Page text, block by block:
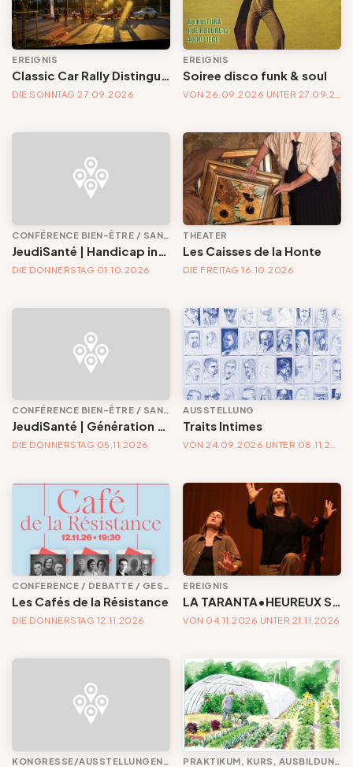
EREIGNIS
DIE SONNTAG 27.09.2026
EREIGNIS
Soiree disco funk & soul
DIE DONNERSTAG 01.10.2026
THEATER
Les Caisses de la Honte
DIE FREITAG 16.10.2026
CONFÉRENCE BIEN-ÊTRE / SANTÉ
JeudiSanté | Génération sous pression : comprendre la santé mentale des jeunes
DIE DONNERSTAG 05.11.2026
AUSSTELLUNG
Traits Intimes
CONFERENCE / DEBATTE / GESPRÄCH
Les Cafés de la Résistance
DIE DONNERSTAG 12.11.2026
EREIGNIS
LA TARANTA•HEUREUX SANS HEROS
VON 04.11.2026 UNTER 21.11.2026
KONGRESSE/AUSSTELLUNGEN/MESSEN PRAKTIKUM, KURS, AUSBILDUNG UND WORKSHOP